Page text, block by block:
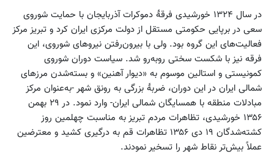
در سال ۱۳۲۴ خورشیدی فرقهٔ دموکرات آذربایجان با حمایت شوروی
سعی در برپایی حکومتی مستقل از دولت مرکزی ایران کرد و تبریز مرکز
فعالیت‌های این گروه بود. ولی با بیرون‌رفتن نیروهای شوروی، این
فرقه نیز با شکست سختی روبه‌رو شد. سیاست دوران شوروی
کمونیستی و استالین موسوم به «دیوار آهنین» و بسته‌شدن مرزهای
شمالی ایران در این دوران، ضربهٔ بزرگی به رونق شهر -به‌عنوان مرکز
مبادلات منطقه با همسایگان شمالی ایران- وارد نمود. در ۲۹ بهمن
۱۳۵۶ خورشیدی، تظاهرات مردم تبریز به مناسبت چهلمین روز
کشته‌شدگان ۱۹ دی ۱۳۵۶ تظاهرات قم به درگیری کشید و معترضین
عملاً بیش‌تر نقاط شهر را تسخیر نمودند.